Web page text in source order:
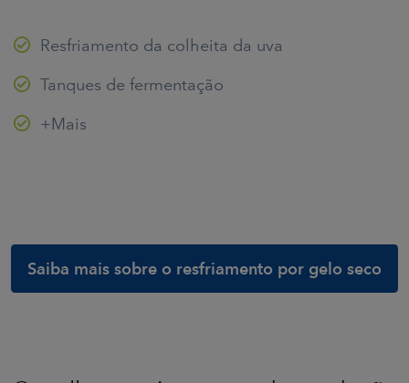
Resfriamento da colheita da uva
Tanques de fermentação
+Mais
Saiba mais sobre o resfriamento por gelo seco